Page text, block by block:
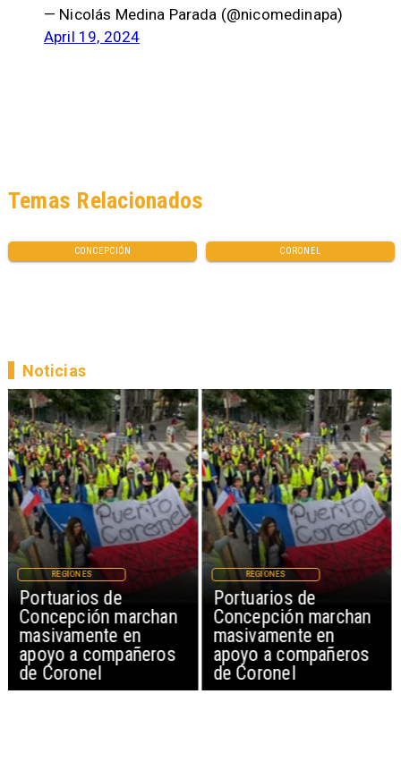
— Nicolás Medina Parada (@nicomedinapa)
April 19, 2024
CONCEPCIÓN CORONEL
Temas Relacionados
Portuarios de
Concepción marchan
masivamente en
apoyo a compañeros
de Coronel
REGIONES
Portuarios de
Concepción marchan
masivamente en
apoyo a compañeros
de Coronel
REGIONES
Noticias